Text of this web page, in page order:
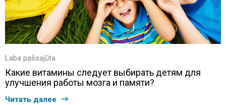
Laba pašsajūta
Какие витамины следует выбирать детям для
улучшения работы мозга и памяти?
Читать далее